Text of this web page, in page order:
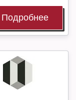
Подробнее